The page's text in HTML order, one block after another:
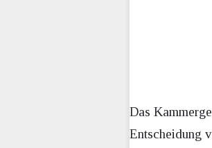
Das
Entscheidung